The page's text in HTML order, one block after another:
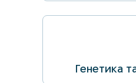
Генетика